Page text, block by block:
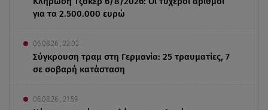
για τα 2.500.000 ευρώ
06.08.26 , 22:02
Σύγκρουση τραμ στη Γερμανία: 25 τραυματίες, 7
σε σοβαρή κατάσταση
06.08.26 , 21:59